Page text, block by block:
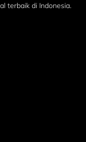
terbaik di Indonesia.